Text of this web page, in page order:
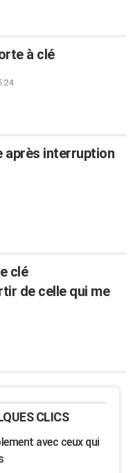
à clé
après interruption
clé
de celle qui me
CLICS
avec ceux qui